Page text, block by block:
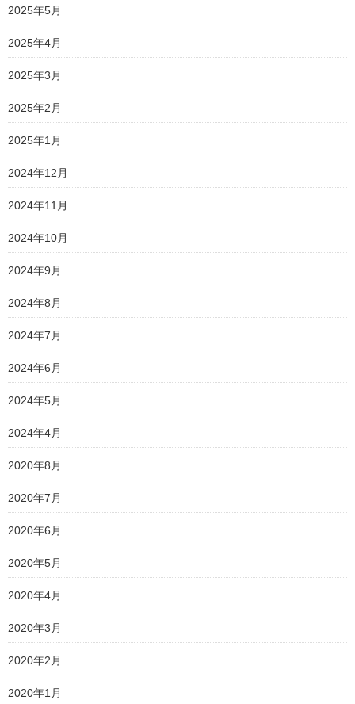
2025年5月
2025年4月
2025年3月
2025年2月
2025年1月
2024年12月
2024年11月
2024年10月
2024年9月
2024年8月
2024年7月
2024年6月
2024年5月
2024年4月
2020年8月
2020年7月
2020年6月
2020年5月
2020年4月
2020年3月
2020年2月
2020年1月